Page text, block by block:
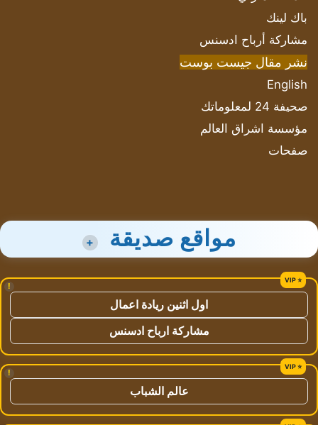
باك لينك
مشاركة أرباح ادسنس
نشر مقال جيست بوست
English
صحيفة 24 لمعلوماتك
مؤسسة اشراق العالم
صفحات
مواقع صديقة +
!
اول اثنين ريادة اعمال
مشاركة ارباح ادسنس
!
عالم الشباب